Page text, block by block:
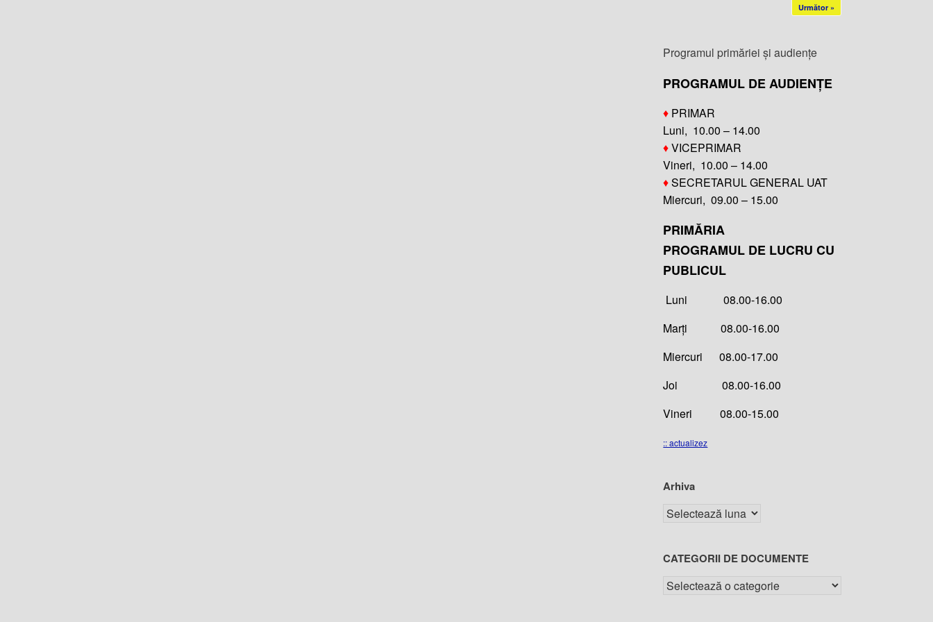
Următor »
Programul primăriei și audiențe
PROGRAMUL DE AUDIENȚE
♦ PRIMAR
Luni, 10.00 – 14.00
♦VICEPRIMAR
Vineri, 10.00 – 14.00
♦SECRETARUL GENERAL UAT
Miercuri, 09.00 – 15.00
PRIMĂRIA
PROGRAMUL DE LUCRU CU
PUBLICUL
Luni 08.00-16.00
Marți 08.00-16.00
Miercuri 08.00-17.00
Joi 08.00-16.00
Vineri 08.00-15.00
:: actualizez
Arhiva
CATEGORII DE DOCUMENTE